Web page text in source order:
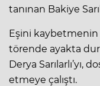
tanınan Bakiye
Eşini
törende ayakta
Derya Sarılarlı’yı,
etmeye çalıştı.